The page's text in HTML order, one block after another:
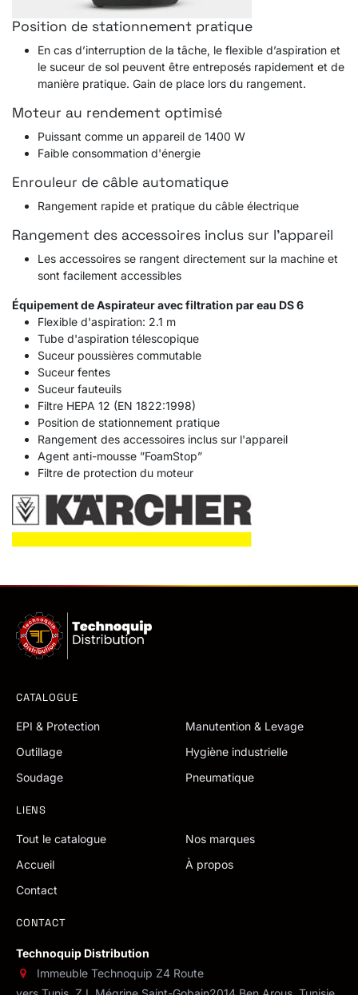
Position de stationnement pratique
En cas d’interruption de la tâche, le flexible d’aspiration et
le suceur de sol peuvent être entreposés rapidement et de
manière pratique. Gain de place lors du rangement.
Moteur au rendement optimisé
Puissant comme un appareil de 1400 W
Faible consommation d'énergie
Enrouleur de câble automatique
Rangement rapide et pratique du câble électrique
Rangement des accessoires inclus sur l'appareil
Les accessoires se rangent directement sur la machine et
sont facilement accessibles
Équipement de Aspirateur avec filtration par eau DS 6
Flexible d'aspiration: 2.1 m
Tube d'aspiration télescopique
Suceur poussières commutable
Suceur fentes
Suceur fauteuils
Filtre HEPA 12 (EN 1822:1998)
Position de stationnement pratique
Rangement des accessoires inclus sur l'appareil
Agent anti-mousse ”FoamStop”
Filtre de protection du moteur
CATALOGUE
EPI & Protection
Manutention & Levage
Outillage
Hygiène industrielle
Soudage
Pneumatique
LIENS
Tout le catalogue
Nos marques
Accueil
À propos
Contact
CONTACT
Technoquip Distribution
Immeuble Technoquip Z4 Route